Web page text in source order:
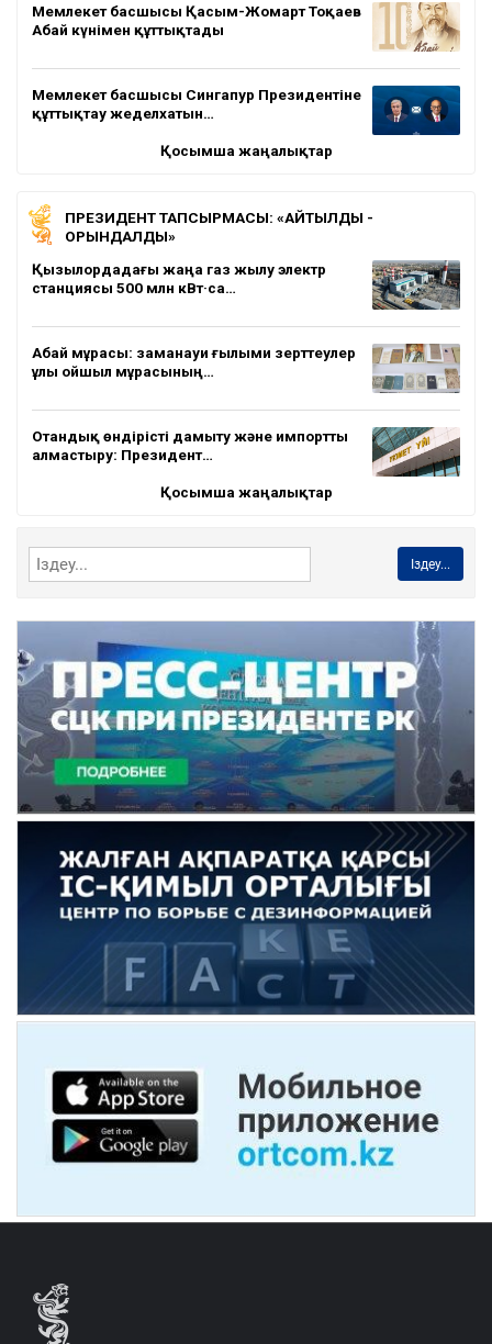
Мемлекет басшысы Қасым-Жомарт Тоқаев
Абай күнімен құттықтады
Мемлекет басшысы Сингапур Президентіне
құттықтау жеделхатын…
Қосымша жаңалықтар
ПРЕЗИДЕНТ ТАПСЫРМАСЫ: «АЙТЫЛДЫ -
ОРЫНДАЛДЫ»
Қызылордадағы жаңа газ жылу электр
станциясы 500 млн кВт·са…
Абай мұрасы: заманауи ғылыми зерттеулер
ұлы ойшыл мұрасының…
Отандық өндірісті дамыту және импортты
алмастыру: Президент…
Қосымша жаңалықтар
Іздеу...